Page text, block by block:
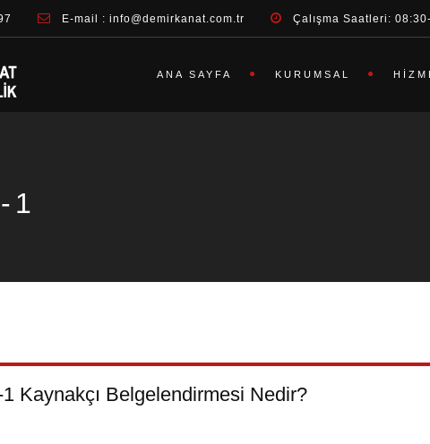
E-mail : info@demirkanat.com.tr Çalışma Saatleri:
ANA SAYFA KURUMSAL
1
Kaynakçı Belgelendirmesi Nedir?